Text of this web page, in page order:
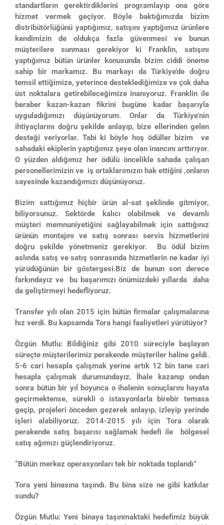
standartların gerektirdiklerini programlayıp ona göre
hizmet vermek geçiyor. Böyle baktığımızda bizim
distribütörlüğünü yaptığımız, satışını yaptığımız ürünlere
kendimizin de oldukça fazla güvenmesi ve bunun
müşterilere sunması gerekiyor ki Franklin, satışını
yaptığımız bütün ürünler konusunda bizim ciddi öneme
sahip bir markamız. Bu markayı da Türkiye’de doğru
temsil ettiğimize, yeterince desteklediğimize ve çok daha
üst noktalara getirebileceğimize inanıyoruz. Franklin ile
beraber kazan-kazan fikrini bugüne kadar başarıyla
uyguladığımızı düşünüyorum. Onlar da Türkiye’nin
ihtiyaçlarını doğru şekilde anlayıp, bize ellerinden gelen
desteği veriyorlar. Tabi ki böyle hoş ödüller bizim ve
sahadaki ekiplerin yaptığımız şeye olan inancını arttırıyor.
O yüzden aldığımız her ödülü öncelikle sahada çalışan
personellerimizin ve iş ortaklarımızın hak ettiğini ,onların
sayesinde kazandığımızı düşünüyoruz.
Bizim sattığımız hiçbir ürün al-sat şeklinde gitmiyor,
biliyorsunuz. Sektörde kalıcı olabilmek ve devamlı
müşteri memnuniyetiğini sağlayabilmek için sattığınız
ürünün montajını ve satış sonrası servis hizmetlerini
doğru şekilde yönetmeniz gerekiyor. Bu ödül bizim
aslında satış ve satış sonrasında hizmetlerin ne kadar iyi
yürüdüğünün bir göstergesi.Biz de bunun son derece
farkındayız ve bu başarımızı önümüzdeki yıllarda daha
da geliştirmeyi hedefliyoruz.
Transfer yılı olan 2015 için bütün firmalar çalışmalarına
hız verdi. Bu kapsamda Tora hangi faaliyetleri yürütüyor?
Özgün Mutlu: Bildiğiniz gibi 2010 süreciyle başlayan
süreçte müşterilerimiz perakende müşteriler haline geldi.
5-6 cari hesapla çalışmak yerine artık 12 bin tane cari
hesapla çalışmak durumundayız. İhale kazanıp ondan
sonra bütün bir yıl boyunca o ihalenin sonuçlarını hayata
geçirmektense, sürekli o istasyonlarla birebir temasa
geçip, projeleri önceden gezerek anlayıp, izleyip yerinde
işleri alabiliyoruz. 2014-2015 yılı için Tora olarak
perakende satış başarısı sağlamak hedefi ile bölgesel
satış ağımızı güçlendiriyoruz.
“Bütün merkez operasyonları tek bir noktada toplandı”
Tora yeni binasına taşındı. Bu bina size ne gibi katkılar
sundu?
Özgün Mutlu: Yeni binaya taşınmaktaki hedefimiz büyük